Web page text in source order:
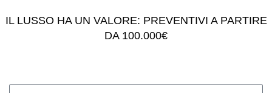
IL LUSSO HA UN VALORE: PREVENTIVI A PARTIRE
DA 100.000€